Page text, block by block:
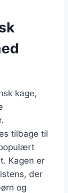
kage,
tilbage til
Kagen er
der
og